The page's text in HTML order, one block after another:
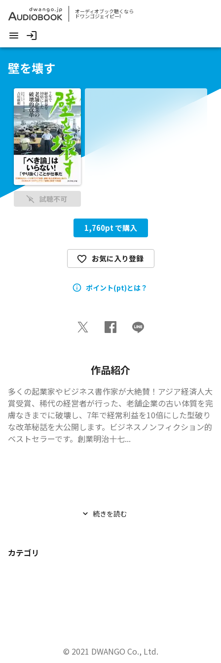
オーディオブック聴くなら
ドワンゴジェイピー!
壁を壊す
試聴不可
1,760pt で購入
お気に入り登録
ポイント(pt)とは？
作品紹介
多くの起業家やビジネス書作家が大絶賛！アジア経済人大
賞受賞、稀代の経営者が行った、老舗企業の古い体質を完
膚なきまでに破壊し、7年で経常利益を10倍にした型破り
な改革秘話を大公開します。ビジネスノンフィクション的
ベストセラーです。創業明治十七...
続きを読む
カテゴリ
© 2021 DWANGO Co., Ltd.